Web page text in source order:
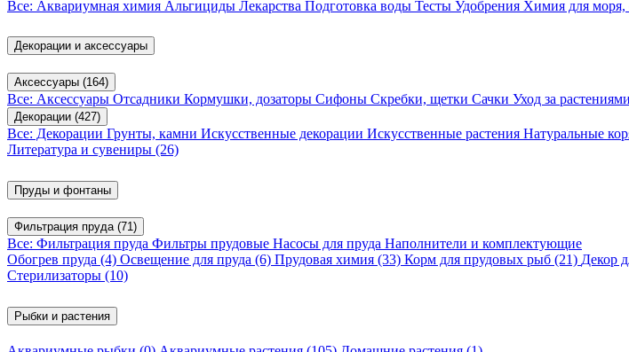
Все: Аквариумная химия Альгициды Лекарства Подготовка воды Тесты Удобрения Химия для моря,
Декорации и аксессуары
Аксессуары (164)
Все: Аксессуары Отсадники Кормушки, дозаторы Сифоны Скребки, щетки Сачки Уход за растениями
Декорации (427)
Все: Декорации Грунты, камни Искусственные декорации Искусственные растения Натуральные
Литература и сувениры (26)
Пруды и фонтаны
Фильтрация пруда (71)
Все: Фильтрация пруда Фильтры прудовые Насосы для пруда Наполнители и комплектующие
Обогрев пруда (4) Освещение для пруда (6) Прудовая химия (33) Корм для прудовых рыб (21) Декор
Стерилизаторы (10)
Рыбки и растения